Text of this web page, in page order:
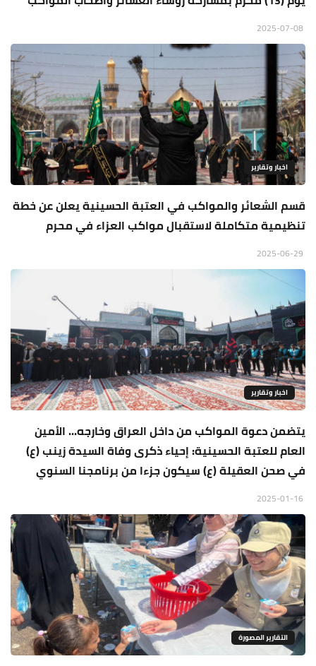
اخبار وتقارير
قسم الشعائر والمواكب في العتبة الحسينية يعلن عن خطة
تنظيمية متكاملة لاستقبال مواكب العزاء في محرم
اخبار وتقارير
يتضمن دعوة المواكب من داخل العراق وخارجه... الأمين
العام للعتبة الحسينية: إحياء ذكرى وفاة السيدة زينب (ع)
في صحن العقيلة (ع) سيكون جزءا من برنامجنا السنوي
التقارير المصورة